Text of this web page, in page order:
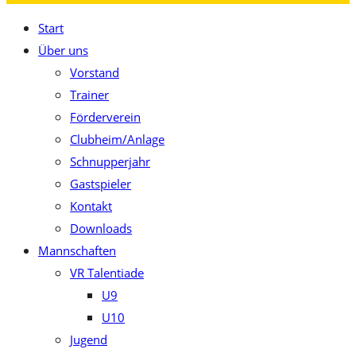
Start
Über uns
Vorstand
Trainer
Förderverein
Clubheim/Anlage
Schnupperjahr
Gastspieler
Kontakt
Downloads
Mannschaften
VR Talentiade
U9
U10
Jugend